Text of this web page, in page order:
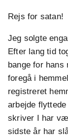
Rejs for satan!
Jeg solgte
Efter lang tid
bange for
foregå i
registreret
arbejde
skriver I har
sidste år har